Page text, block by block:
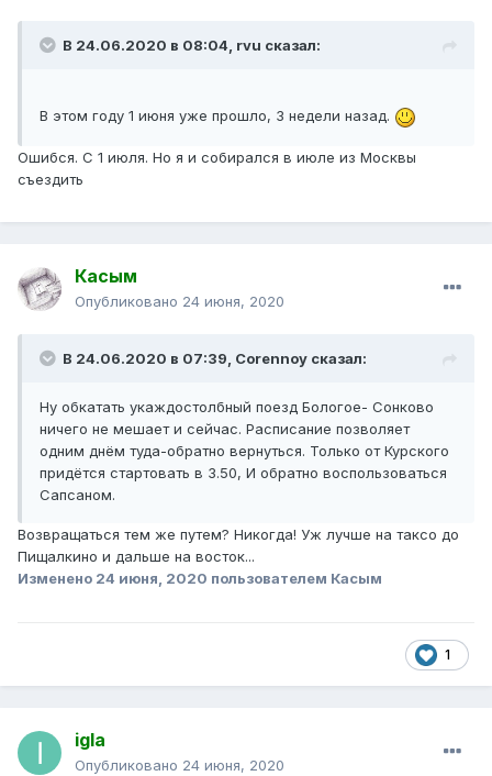
В 24.06.2020 в 08:04, rvu сказал:
В этом году 1 июня уже прошло, 3 недели назад.
Ошибся. С 1 июля. Но я и собирался в июле из Москвы
съездить
Касым
Опубликовано 24 июня, 2020
В 24.06.2020 в 07:39, Corennoy сказал:
Ну обкатать укаждостолбный поезд Бологое- Сонково
ничего не мешает и сейчас. Расписание позволяет
одним днём туда-обратно вернуться. Только от Курского
придётся стартовать в 3.50, И обратно воспользоваться
Сапсаном.
Возвращаться тем же путем? Никогда! Уж лучше на таксо до
Пищалкино и дальше на восток...
Изменено 24 июня, 2020 пользователем Касым
1
igla
Опубликовано 24 июня, 2020